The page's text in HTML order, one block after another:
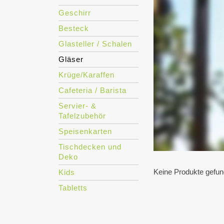
Geschirr
Besteck
Glasteller / Schalen
Gläser
Krüge/Karaffen
Cafeteria / Barista
Servier- &
Tafelzubehör
Speisenkarten
Tischdecken und
Deko
Kids
Tabletts
Keine Produkte